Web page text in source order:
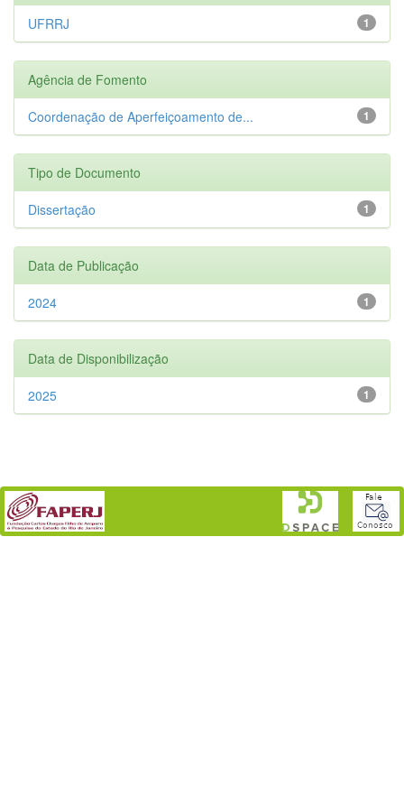
1
UFRRJ
Agência de Fomento
1
Coordenação de Aperfeiçoamento de...
Tipo de Documento
1
Dissertação
Data de Publicação
1
2024
Data de Disponibilização
1
2025